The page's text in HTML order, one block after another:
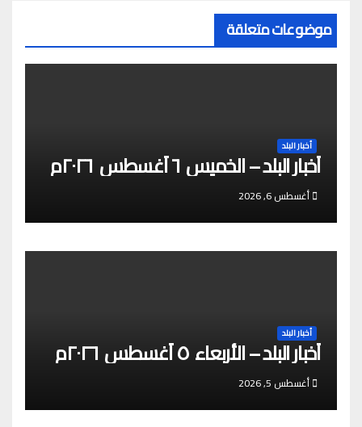
r
m
موضوعات متعلقة
أخبار البلد
أخبار البلد – الخميس ٦ أغسطس ٢٠٢٦م
أغسطس 6, 2026
أخبار البلد
أخبار البلد – الأربعاء ٥ أغسطس ٢٠٢٦م
أغسطس 5, 2026